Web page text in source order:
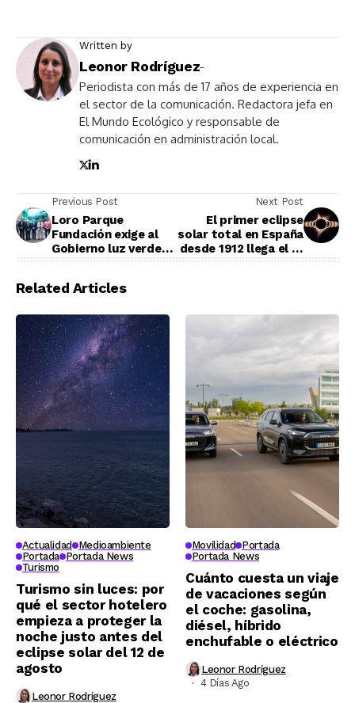
Written by
Leonor Rodríguez-
Periodista con más de 17 años de experiencia en
el sector de la comunicación. Redactora jefa en
El Mundo Ecológico y responsable de
comunicación en administración local.
Previous Post
Loro Parque
Fundación exige al
Gobierno luz verde
y presenta la única
proteger cetáceos
en el Estrecho
Next Post
El primer eclipse
solar total en España
desde 1912 llega el 12
Related Articles
Actualidad
Medioambiente
Portada Portada News
Turismo
Turismo sin luces: por
qué el sector hotelero
empieza a proteger la
noche justo antes del
eclipse solar del 12 de
agosto
Leonor Rodríguez
Movilidad Portada
Portada News
Cuánto cuesta un viaje
de vacaciones según
el coche: gasolina,
diésel, híbrido
enchufable o eléctrico
Leonor Rodríguez
4 Días Ago